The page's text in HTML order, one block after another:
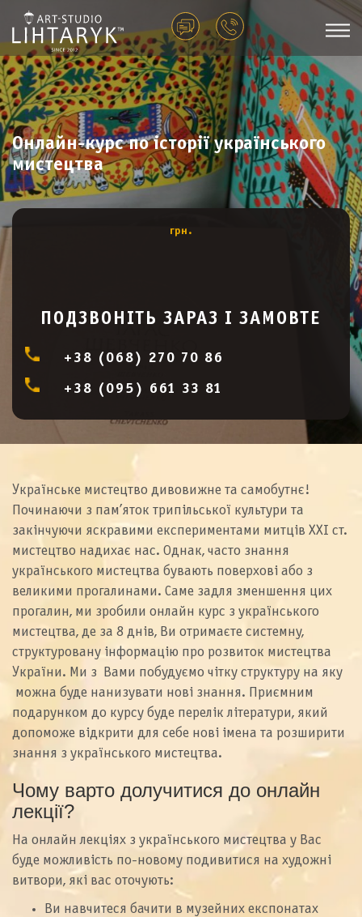
Онлайн-курс по історії українського
мистецтва
грн.
ПОДЗВОНІТЬ ЗАРАЗ І ЗАМОВТЕ
+38 (068) 270 70 86
+38 (095) 661 33 81
Українське мистецтво дивовижне та самобутнє!
Починаючи з пам’яток трипільської культури та
закінчуючи яскравими експериментами митців ХХІ ст.
мистецтво надихає нас. Однак, часто знання
українського мистецтва бувають поверхові або з
великими прогалинами. Саме задля зменшення цих
прогалин, ми зробили онлайн курс з українського
мистецтва, де за 8 днів, Ви отримаєте системну,
структуровану інформацію про розвиток мистецтва
України. Ми з Вами побудуємо чітку структуру на яку
можна буде нанизувати нові знання. Приємним
подарунком до курсу буде перелік літератури, який
допоможе відкрити для себе нові імена та розширити
знання з українського мистецтва.
Чому варто долучитися до онлайн
лекції?
На онлайн лекціях з українського мистецтва у Вас
буде можливість по-новому подивитися на художні
витвори, які вас оточують:
Ви навчитеся бачити в музейних експонатах